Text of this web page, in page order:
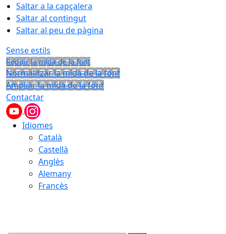
Saltar a la capçalera
Saltar al contingut
Saltar al peu de pàgina
Sense estils
Reduir la mida de la font
Normalitzar la mida de la font
Ampliar la mida de la font
Contactar
Idiomes
Català
Castellà
Anglès
Alemany
Francès